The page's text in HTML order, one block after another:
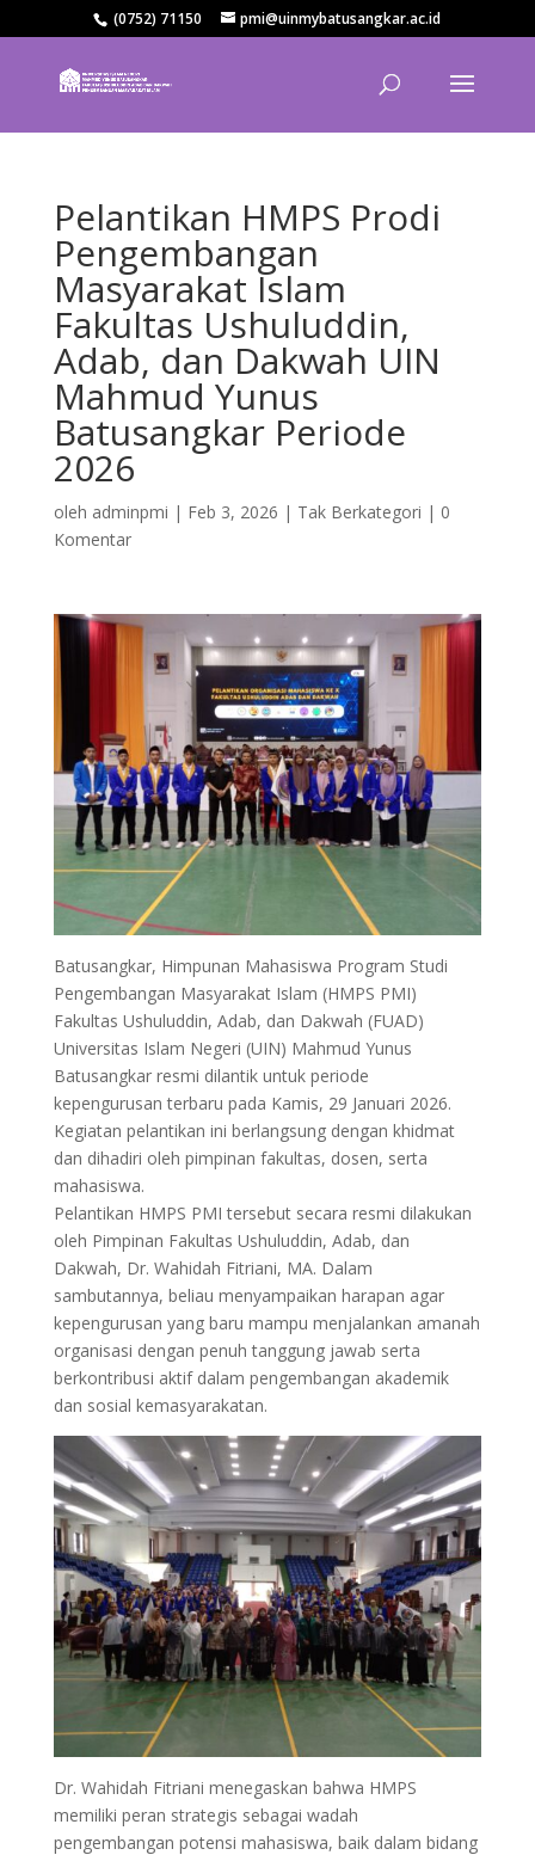
(0752) 71150 pmi@uinmybatusangkar.ac.id
Pelantikan HMPS Prodi
Pengembangan
Masyarakat Islam
Fakultas Ushuluddin,
Adab, dan Dakwah UIN
Mahmud Yunus
Batusangkar Periode
2026
oleh adminpmi | Feb 3, 2026 | Tak Berkategori | 0
Komentar
Batusangkar, Himpunan Mahasiswa Program Studi
Pengembangan Masyarakat Islam (HMPS PMI)
Fakultas Ushuluddin, Adab, dan Dakwah (FUAD)
Universitas Islam Negeri (UIN) Mahmud Yunus
Batusangkar resmi dilantik untuk periode
kepengurusan terbaru pada Kamis, 29 Januari 2026.
Kegiatan pelantikan ini berlangsung dengan khidmat
dan dihadiri oleh pimpinan fakultas, dosen, serta
mahasiswa.
Pelantikan HMPS PMI tersebut secara resmi dilakukan
oleh Pimpinan Fakultas Ushuluddin, Adab, dan
Dakwah, Dr. Wahidah Fitriani, MA. Dalam
sambutannya, beliau menyampaikan harapan agar
kepengurusan yang baru mampu menjalankan amanah
organisasi dengan penuh tanggung jawab serta
berkontribusi aktif dalam pengembangan akademik
dan sosial kemasyarakatan.
Dr. Wahidah Fitriani menegaskan bahwa HMPS
memiliki peran strategis sebagai wadah
pengembangan potensi mahasiswa, baik dalam bidang